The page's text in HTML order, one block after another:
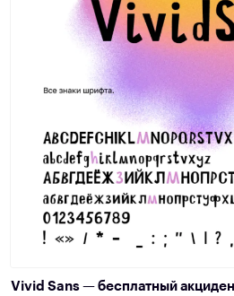
Vivid Sans — бесплатный